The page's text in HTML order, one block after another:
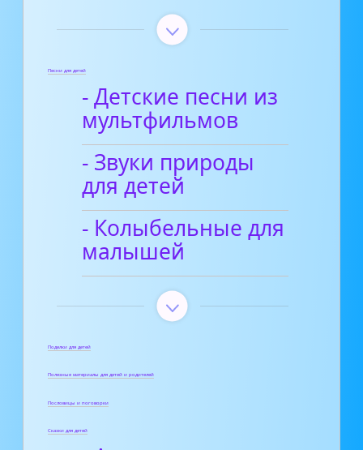
Песни для детей
- Детские песни из
мультфильмов
- Звуки природы
для детей
- Колыбельные для
малышей
Поделки для детей
Полезные материалы для детей и родителей
Пословицы и поговорки
Сказки для детей